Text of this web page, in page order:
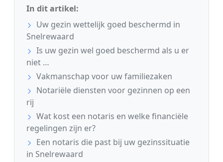
In dit artikel:
Uw gezin wettelijk goed beschermd in
Snelrewaard
Is uw gezin wel goed beschermd als u er
niet …
Vakmanschap voor uw familiezaken
Notariële diensten voor gezinnen op een
rij
Wat kost een notaris en welke financiële
regelingen zijn er?
Een notaris die past bij uw gezinssituatie
in Snelrewaard